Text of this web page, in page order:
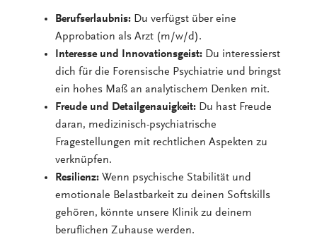
Berufserlaubnis: Du verfügst über eine
Approbation als Arzt (m/w/d).
Interesse und Innovationsgeist: Du interessierst
dich für die Forensische Psychiatrie und bringst
ein hohes Maß an analytischem Denken mit.
Freude und Detailgenauigkeit: Du hast Freude
daran, medizinisch-psychiatrische
Fragestellungen mit rechtlichen Aspekten zu
verknüpfen.
Resilienz: Wenn psychische Stabilität und
emotionale Belastbarkeit zu deinen Softskills
gehören, könnte unsere Klinik zu deinem
beruflichen Zuhause werden.